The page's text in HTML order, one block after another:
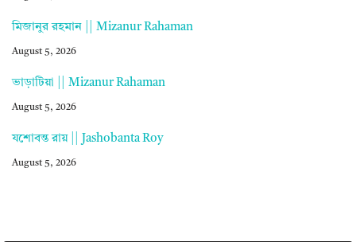
মিজানুর রহমান || Mizanur Rahaman
August 5, 2026
ভাড়াটিয়া || Mizanur Rahaman
August 5, 2026
যশোবন্ত রায় || Jashobanta Roy
August 5, 2026